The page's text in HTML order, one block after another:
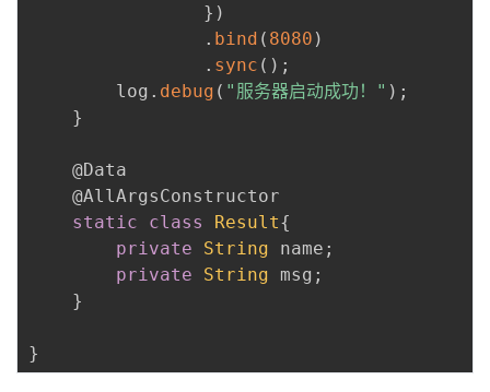
} )
. bind ( 8080 )
. sync ( ) ;
        log
. debug ( "服务器启动成功！" ) ;
}
@Data
@AllArgsConstructor
static
class Result{
private
String name ;
private
String msg ;
}
}